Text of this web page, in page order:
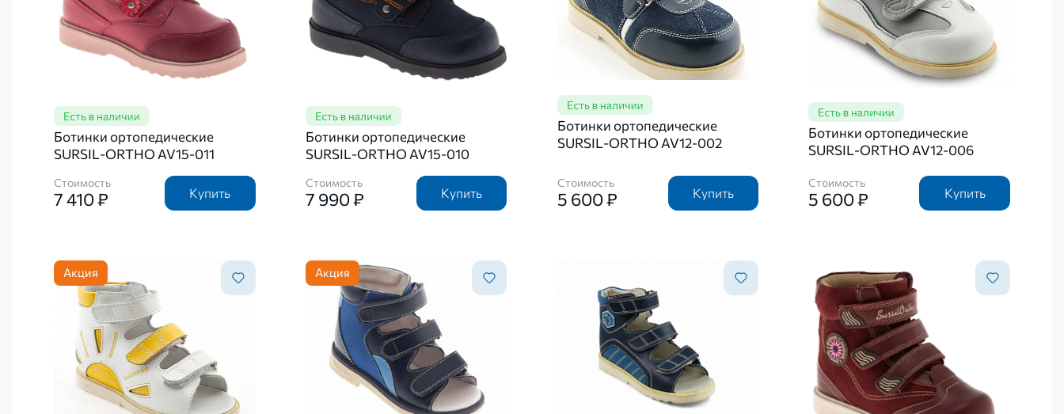
Ботинки ортопедические
SURSIL-ORTHO AV15-011
Стоимость
7 410 ₽ Купить
Ботинки ортопедические
SURSIL-ORTHO AV15-010
Стоимость
7 990 ₽ Купить
Ботинки ортопедические
SURSIL-ORTHO AV12-002
Стоимость
5 600 ₽ Купить
Ботинки ортопедические
SURSIL-ORTHO AV12-006
Стоимость
5 600 ₽ Купить
Акция Акция